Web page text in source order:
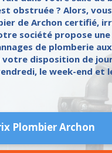
obstruée ? Alors,
de Archon certifié,
société propose
de plomberie
votre disposition de
le week-end et
Plombier Archon